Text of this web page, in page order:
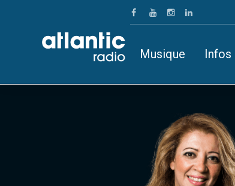
Musique Infos